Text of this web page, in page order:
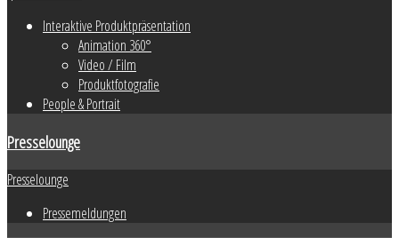
Interaktive Produktpräsentation
Animation 360°
Video / Film
Produktfotografie
People & Portrait
Presselounge
Presselounge
Pressemeldungen